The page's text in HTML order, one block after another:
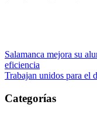
Navegación
de
Salamanca mejora su
eficiencia
Trabajan unidos para el
Categorías